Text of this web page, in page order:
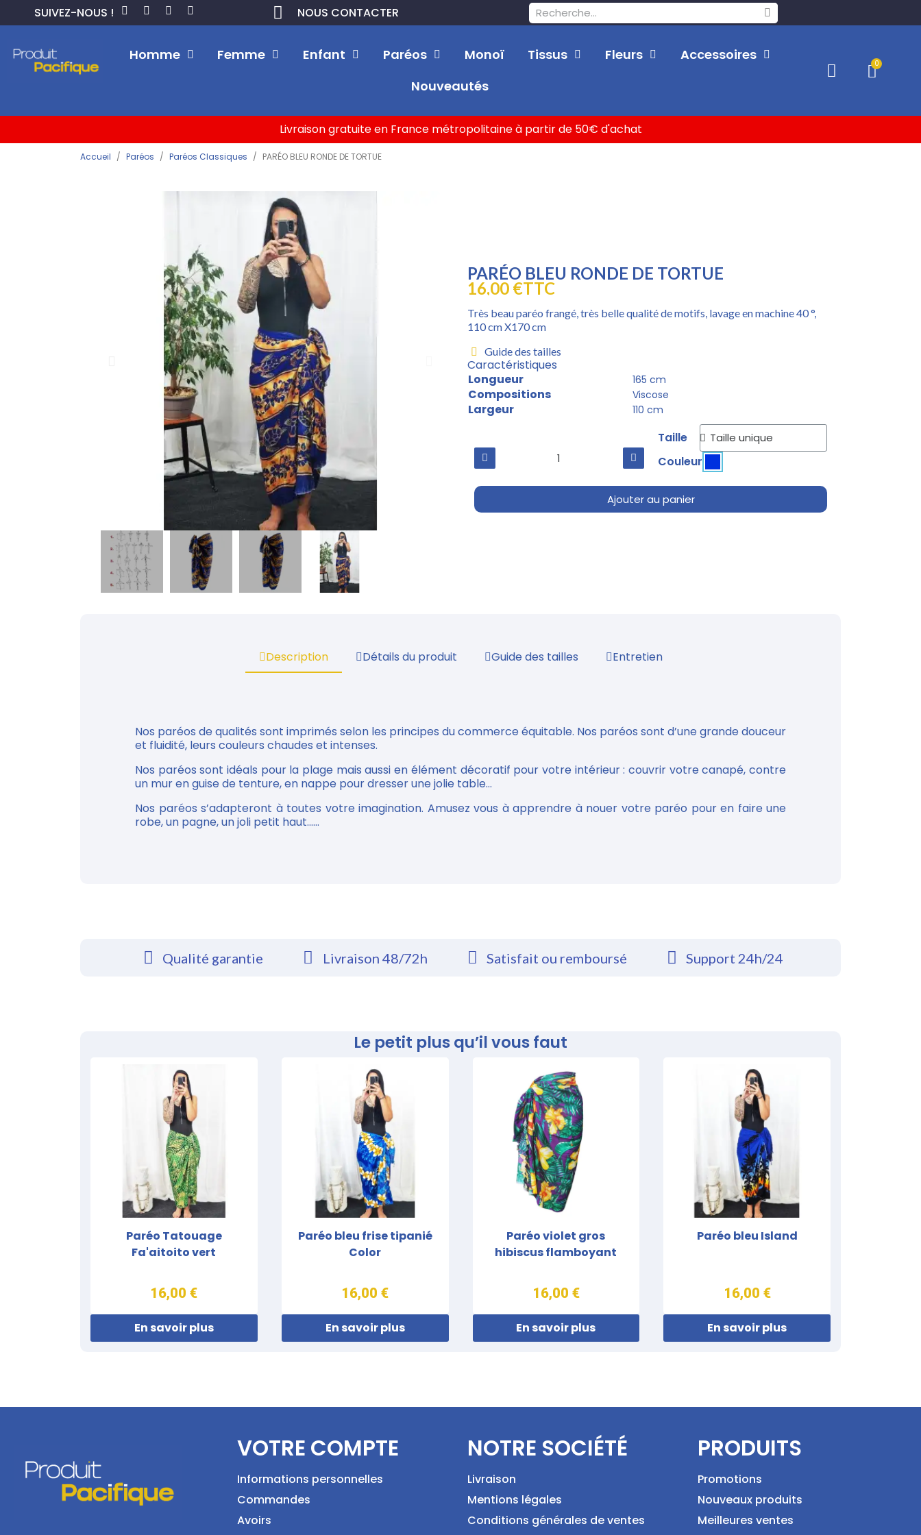
SUIVEZ-NOUS ! NOUS CONTACTER
Homme Femme Enfant Paréos Monoï Tissus Fleurs
Accessoires
Nouveautés
Livraison gratuite en France métropolitaine à partir de 50€ d'achat
Accueil Paréos Paréos Classiques PARÉO BLEU RONDE DE TORTUE
PARÉO BLEU RONDE DE TORTUE
16,00 €TTC
Très beau paréo frangé, très belle qualité de motifs, lavage en machine 40 °,
110 cm X170 cm
Guide des tailles
Caractéristiques
Longueur
165 cm
Compositions Viscose
Largeur 110 cm
Taille
Couleur
Ajouter au panier
Description Détails du produit Guide des tailles Entretien
Nos paréos de qualités sont imprimés selon les principes du commerce équitable. Nos paréos sont d’une grande douceur
et fluidité, leurs couleurs chaudes et intenses.
Nos paréos sont idéals pour la plage mais aussi en élément décoratif pour votre intérieur : couvrir votre canapé, contre
un mur en guise de tenture, en nappe pour dresser une jolie table...
Nos paréos s’adapteront à toutes votre imagination. Amusez vous à apprendre à nouer votre paréo pour en faire une
robe, un pagne, un joli petit haut......
Qualité garantie Livraison 48/72h Satisfait ou remboursé Support 24h/24
Le petit plus qu’il vous faut
Paréo Tatouage
Fa'aitoito vert
16,00 €
En savoir plus
Paréo bleu frise tipanié
Color
16,00 €
En savoir plus
Paréo violet gros
hibiscus flamboyant
16,00 €
En savoir plus
Paréo bleu Island
16,00 €
En savoir plus
VOTRE COMPTE
Informations personnelles
Commandes
Avoirs
NOTRE SOCIÉTÉ
Livraison
Mentions légales
Conditions générales de ventes
PRODUITS
Promotions
Nouveaux produits
Meilleures ventes